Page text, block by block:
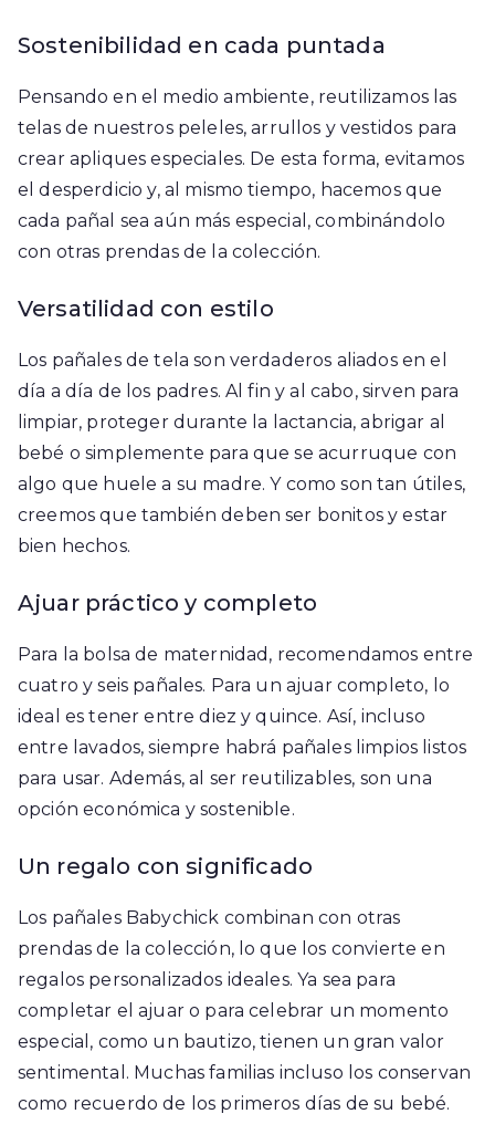
Sostenibilidad en cada puntada
Pensando en el medio ambiente, reutilizamos las
telas de nuestros peleles, arrullos y vestidos para
crear apliques especiales. De esta forma, evitamos
el desperdicio y, al mismo tiempo, hacemos que
cada pañal sea aún más especial, combinándolo
con otras prendas de la colección.
Versatilidad con estilo
Los pañales de tela son verdaderos aliados en el
día a día de los padres. Al fin y al cabo, sirven para
limpiar, proteger durante la lactancia, abrigar al
bebé o simplemente para que se acurruque con
algo que huele a su madre. Y como son tan útiles,
creemos que también deben ser bonitos y estar
bien hechos.
Ajuar práctico y completo
Para la bolsa de maternidad, recomendamos entre
cuatro y seis pañales. Para un ajuar completo, lo
ideal es tener entre diez y quince. Así, incluso
entre lavados, siempre habrá pañales limpios listos
para usar. Además, al ser reutilizables, son una
opción económica y sostenible.
Un regalo con significado
Los pañales Babychick combinan con otras
prendas de la colección, lo que los convierte en
regalos personalizados ideales. Ya sea para
completar el ajuar o para celebrar un momento
especial, como un bautizo, tienen un gran valor
sentimental. Muchas familias incluso los conservan
como recuerdo de los primeros días de su bebé.